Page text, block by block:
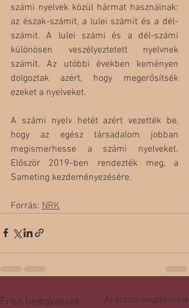
számi nyelvek közül hármat használnak:
az észak-számit, a lulei számit és a dél-
számit. A lulei számi és a dél-számi
különösen veszélyeztetett nyelvnek
számít. Az utóbbi években keményen
dolgoztak azért, hogy megerősítsék
ezeket a nyelveket.
A számi nyelv hetét azért vezették be,
hogy az egész társadalom jobban
megismerhesse a számi nyelveket.
Először 2019-ben rendezték meg, a
Sameting kezdeményezésére.
Forrás: NRK
Friss bejegyzések Az összes megtekintése